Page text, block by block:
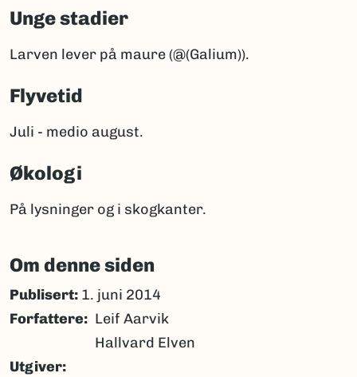
Unge stadier
Larven lever på maure (@(Galium)).
Flyvetid
Juli - medio august.
Økologi
På lysninger og i skogkanter.
Om denne siden
Publisert: 1. juni 2014
Forfattere
Leif Aarvik
Hallvard Elven
Utgiver